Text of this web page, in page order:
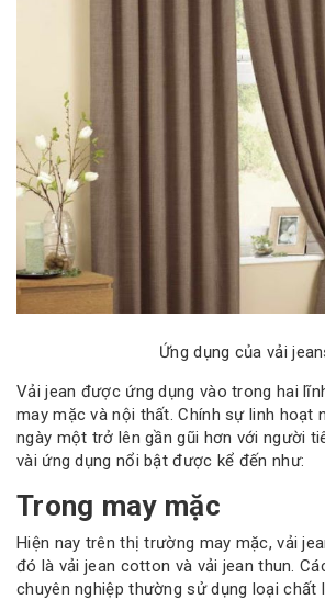
Ứng dụng của vải
Vải jean được ứng dụng vào trong hai
may mặc và nội thất. Chính sự linh hoạt
ngày một trở lên gần gũi hơn với người
vài ứng dụng nổi bật được kể đến như:
Trong may mặc
Hiện nay trên thị trường may mặc, vải
đó là vải jean cotton và vải jean thun.
chuyên nghiệp thường sử dụng loại chất